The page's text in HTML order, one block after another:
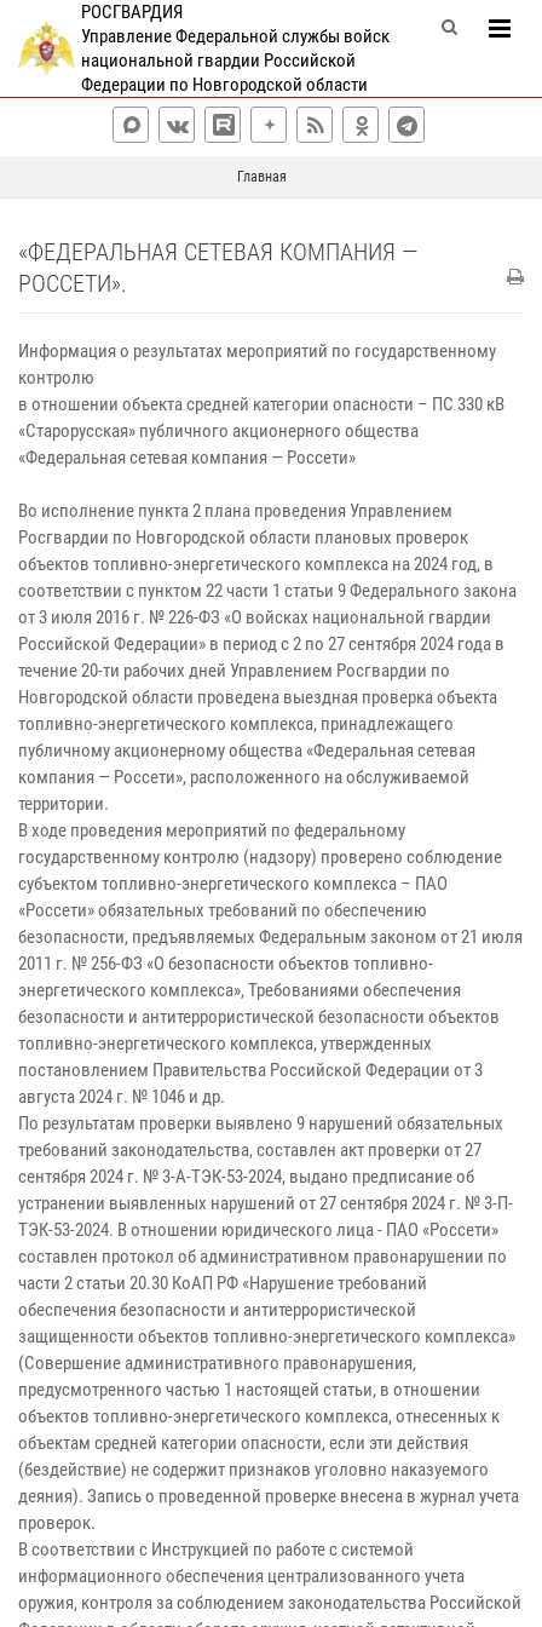
РОСГВАРДИЯ
Управление Федеральной службы войск
национальной гвардии Российской
Федерации по Новгородской области
Главная
«ФЕДЕРАЛЬНАЯ СЕТЕВАЯ КОМПАНИЯ —
РОССЕТИ».
Информация о результатах мероприятий по государственному
контролю
в отношении объекта средней категории опасности – ПС 330 кВ
«Старорусская» публичного акционерного общества
«Федеральная сетевая компания — Россети»
Во исполнение пункта 2 плана проведения Управлением
Росгвардии по Новгородской области плановых проверок
объектов топливно-энергетического комплекса на 2024 год, в
соответствии с пунктом 22 части 1 статьи 9 Федерального закона
от 3 июля 2016 г. № 226-ФЗ «О войсках национальной гвардии
Российской Федерации» в период с 2 по 27 сентября 2024 года в
течение 20-ти рабочих дней Управлением Росгвардии по
Новгородской области проведена выездная проверка объекта
топливно-энергетического комплекса, принадлежащего
публичному акционерному общества «Федеральная сетевая
компания — Россети», расположенного на обслуживаемой
территории.
В ходе проведения мероприятий по федеральному
государственному контролю (надзору) проверено соблюдение
субъектом топливно-энергетического комплекса – ПАО
«Россети» обязательных требований по обеспечению
безопасности, предъявляемых Федеральным законом от 21 июля
2011 г. № 256-ФЗ «О безопасности объектов топливно-
энергетического комплекса», Требованиями обеспечения
безопасности и антитеррористической безопасности объектов
топливно-энергетического комплекса, утвержденных
постановлением Правительства Российской Федерации от 3
августа 2024 г. № 1046 и др.
По результатам проверки выявлено 9 нарушений обязательных
требований законодательства, составлен акт проверки от 27
сентября 2024 г. № 3-А-ТЭК-53-2024, выдано предписание об
устранении выявленных нарушений от 27 сентября 2024 г. № 3-П-
ТЭК-53-2024. В отношении юридического лица - ПАО «Россети»
составлен протокол об административном правонарушении по
части 2 статьи 20.30 КоАП РФ «Нарушение требований
обеспечения безопасности и антитеррористической
защищенности объектов топливно-энергетического комплекса»
(Совершение административного правонарушения,
предусмотренного частью 1 настоящей статьи, в отношении
объектов топливно-энергетического комплекса, отнесенных к
объектам средней категории опасности, если эти действия
(бездействие) не содержит признаков уголовно наказуемого
деяния). Запись о проведенной проверке внесена в журнал учета
проверок.
В соответствии с Инструкцией по работе с системой
информационного обеспечения централизованного учета
оружия, контроля за соблюдением законодательства Российской